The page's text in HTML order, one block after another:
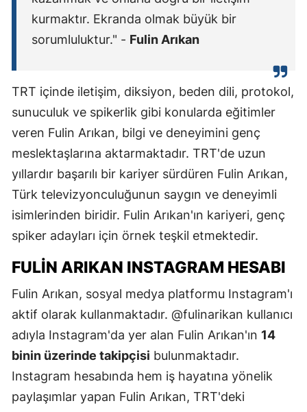
kurmaktır. Ekranda olmak büyük bir
sorumluluktur." - Fulin Arıkan
TRT içinde iletişim, diksiyon, beden dili, protokol,
sunuculuk ve spikerlik gibi konularda eğitimler
veren Fulin Arıkan, bilgi ve deneyimini genç
meslektaşlarına aktarmaktadır. TRT'de uzun
yıllardır başarılı bir kariyer sürdüren Fulin Arıkan,
Türk televizyonculuğunun saygın ve deneyimli
isimlerinden biridir. Fulin Arıkan'ın kariyeri, genç
spiker adayları için örnek teşkil etmektedir.
FULIN ARIKAN INSTAGRAM HESABI
Fulin Arıkan, sosyal medya platformu Instagram'ı
aktif olarak kullanmaktadır. @fulinarikan kullanıcı
adıyla Instagram'da yer alan Fulin Arıkan'ın 14
binin üzerinde takipçisi bulunmaktadır.
Instagram hesabında hem iş hayatına yönelik
paylaşımlar yapan Fulin Arıkan, TRT'deki